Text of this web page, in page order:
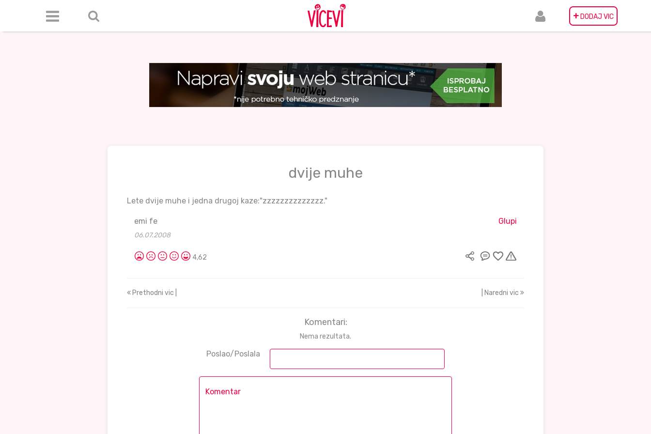
+ DODAJ VIC
dvije muhe
Lete dvije muhe i jedna drugoj kaze:"zzzzzzzzzzzzzz."
emi fe
06.07.2008
Glupi
4,62
Prethodni vic | | Naredni vic
Komentari:
Nema rezultata.
Poslao/Poslala